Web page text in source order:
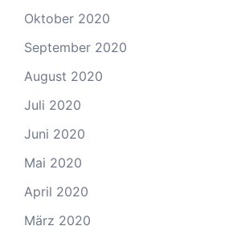
Oktober 2020
September 2020
August 2020
Juli 2020
Juni 2020
Mai 2020
April 2020
März 2020